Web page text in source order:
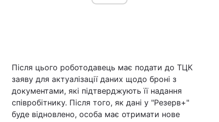
Після цього роботодавець має подати до ТЦК
заяву для актуалізації даних щодо броні з
документами, які підтверджують її надання
співробітнику. Після того, як дані у "Резерв+"
буде відновлено, особа має отримати нове